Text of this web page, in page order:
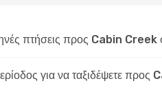
πτήσεις προς Cabin Creek
για να ταξιδέψετε